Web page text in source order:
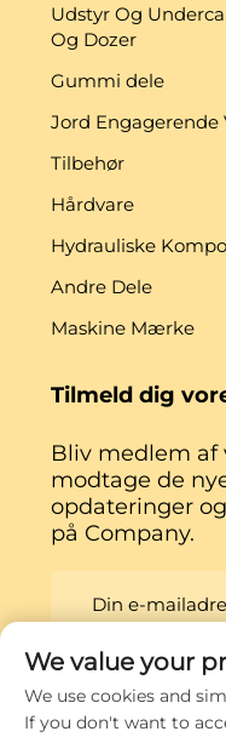
Udstyr Og
Og Dozer
Gummi dele
Jord
Tilbehør
Hårdvare
Hydrauliske
Andre Dele
Maskine Mærke
Tilmeld dig
Bliv medlem af
modtage de
opdateringer
på Company.
Copyright © Xiamen
Privatlivspolitik
We value your
We use cookies and
If you don't want to